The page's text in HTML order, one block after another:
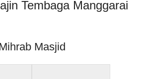
Tembaga Manggarai
Masjid